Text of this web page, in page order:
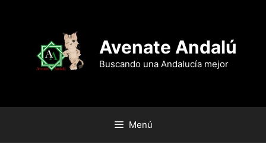
Avenate Andalú
Buscando una Andalucía mejor
Menú